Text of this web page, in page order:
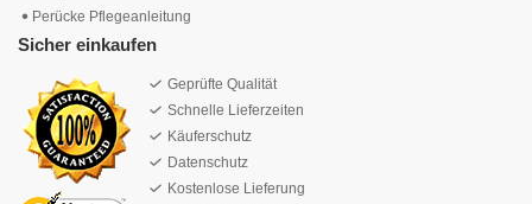
Perücke Pflegeanleitung
Sicher einkaufen
Geprüfte Qualität
Schnelle Lieferzeiten
Käuferschutz
Datenschutz
Kostenlose Lieferung